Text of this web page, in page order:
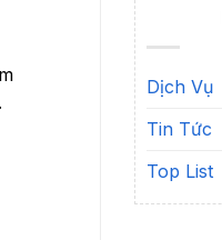
Dịch Vụ
Tin Tức
Top List